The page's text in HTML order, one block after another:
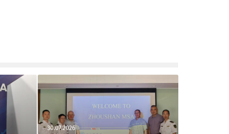
30.07.2026
30.07.2026